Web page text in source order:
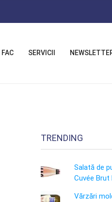
FAC SERVICII
TRENDING
Salată de
Cuvée Brut
Vărzări